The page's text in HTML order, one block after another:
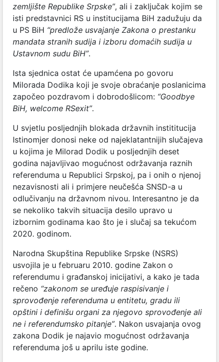
zemljište Republike Srpske”, ali i zaključak kojim se
isti predstavnici RS u institucijama BiH zadužuju da
u PS BiH “predlože usvajanje Zakona o prestanku
mandata stranih sudija i izboru domaćih sudija u
Ustavnom sudu BiH”.
Ista sjednica ostat će upamćena po govoru
Milorada Dodika koji je svoje obraćanje poslanicima
započeo pozdravom i dobrodošlicom: “Goodbye
BiH, welcome RSexit”.
U svjetlu posljednjih blokada državnih instititucija
Istinomjer donosi neke od najeklatantnijih slučajeva
u kojima je Milorad Dodik u posljednjih deset
godina najavljivao mogućnost održavanja raznih
referenduma u Republici Srpskoj, pa i onih o njenoj
nezavisnosti ali i primjere neučešća SNSD-a u
odlučivanju na državnom nivou. Interesantno je da
se nekoliko takvih situacija desilo upravo u
izbornim godinama kao što je i slučaj sa tekućom
2020. godinom.
Narodna Skupština Republike Srpske (NSRS)
usvojila je u februaru 2010. godine Zakon o
referendumu i građanskoj inicijativi, a kako je tada
rečeno “zakonom se uređuje raspisivanje i
sprovođenje referenduma u entitetu, gradu ili
opštini i definišu organi za njegovo sprovođenje ali
ne i referendumsko pitanje”. Nakon usvajanja ovog
zakona Dodik je najavio mogućnost održavanja
referenduma još u aprilu iste godine.